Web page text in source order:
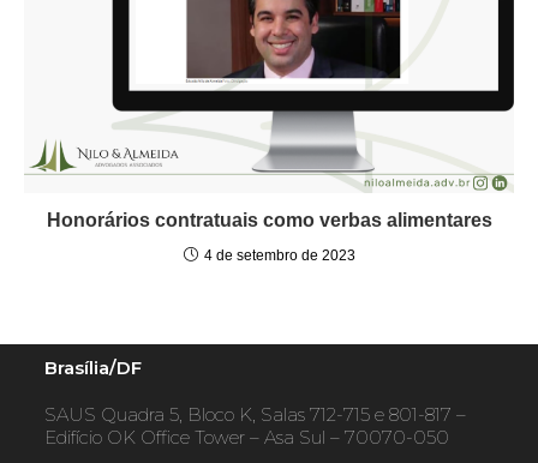
Honorários contratuais como verbas alimentares
4 de setembro de 2023
Brasília/DF
SAUS Quadra 5, Bloco K, Salas 712-715 e 801-817 –
Edifício OK Office Tower – Asa Sul – 70070-050